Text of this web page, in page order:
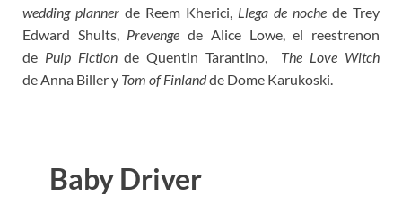
wedding planner de Reem Kherici, Llega de noche de Trey
Edward Shults, Prevenge de Alice Lowe, el reestrenon
de Pulp Fictionde Quentin Tarantino,
The Love Witch
de Anna Biller y Tom of Finlandde Dome Karukoski.
Baby Driver